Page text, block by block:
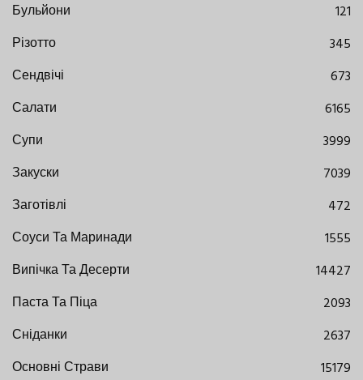
Бульйони
121
Різотто
345
Сендвічі
673
Салати
6165
Супи
3999
Закуски
7039
Заготівлі
472
Соуси Та Маринади
1555
Випічка Та Десерти
14427
Паста Та Піца
2093
Сніданки
2637
Основні Страви
15179